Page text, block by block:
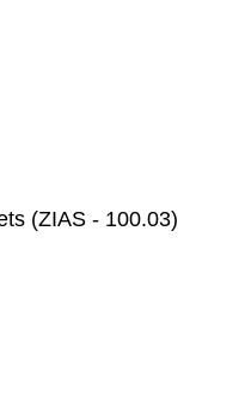
(ZIAS - 100.03)